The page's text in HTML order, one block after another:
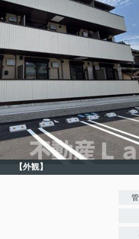
【外観】